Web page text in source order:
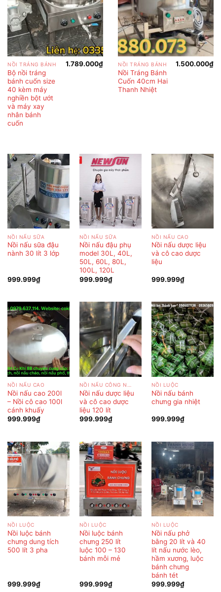
NỒI TRÁNG BÁNH
Bộ nồi tráng
bánh cuốn size
40 kèm máy
nghiền bột ướt
và máy xay
nhân bánh
cuốn
1.789.000₫ NỒI TRÁNG BÁNH
Nồi Tráng Bánh
Cuốn 40cm Hai
Thanh Nhiệt
1.500.000₫
NỒI NẤU SỮA
Nồi nấu sữa đậu
nành 30 lít 3 lớp
999.999₫
NỒI NẤU SỮA
Nồi nấu đậu phụ
model 30L, 40L,
50L, 60L, 80L,
100L, 120L
999.999₫
NỒI NẤU CAO
Nồi nấu dược liệu
và cô cao dược
liệu
999.999₫
NỒI NẤU CAO
Nồi nấu cao 200l
– Nồi cô cao 100l
cánh khuấy
999.999₫
Nồi nấu dược liệu
và cô cao dược
liệu 120 lít
999.999₫
NỒI LUỘC
Nồi nấu bánh
chưng gia nhiệt
999.999₫
NỒI LUỘC
Nồi luộc bánh
chưng dung tích
500 lít 3 pha
999.999₫
NỒI LUỘC
Nồi luộc bánh
chưng 250 lít
luộc 100 – 130
bánh mỗi mẻ
999.999₫
NỒI LUỘC
Nồi nấu phở
bằng 20 lít và 40
lít nấu nước lèo,
hầm xương, luộc
bánh chưng
bánh tét
999.999₫